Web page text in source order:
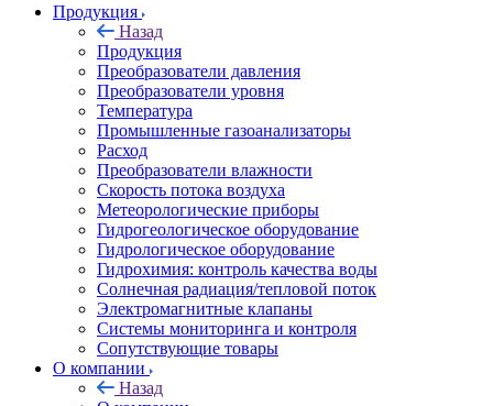
Продукция
Назад
Продукция
Преобразователи давления
Преобразователи уровня
Температура
Промышленные газоанализаторы
Расход
Преобразователи влажности
Скорость потока воздуха
Метеорологические приборы
Гидрогеологическое оборудование
Гидрологическое оборудование
Гидрохимия: контроль качества воды
Солнечная радиация/тепловой поток
Электромагнитные клапаны
Системы мониторинга и контроля
Сопутствующие товары
О компании
Назад